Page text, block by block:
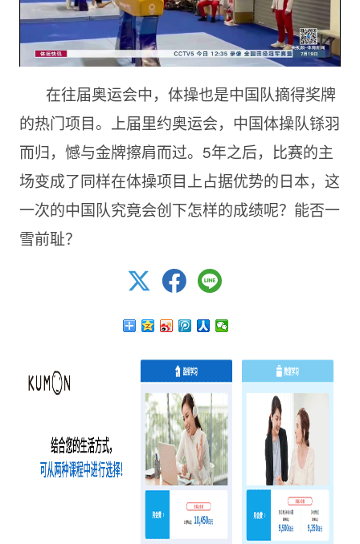
在往届奥运会中，体操也是中国队摘得奖牌
的热门项目。上届里约奥运会，中国体操队铩羽
而归，憾与金牌擦肩而过。5年之后，比赛的主
场变成了同样在体操项目上占据优势的日本，这
一次的中国队究竟会创下怎样的成绩呢？能否一
雪前耻？